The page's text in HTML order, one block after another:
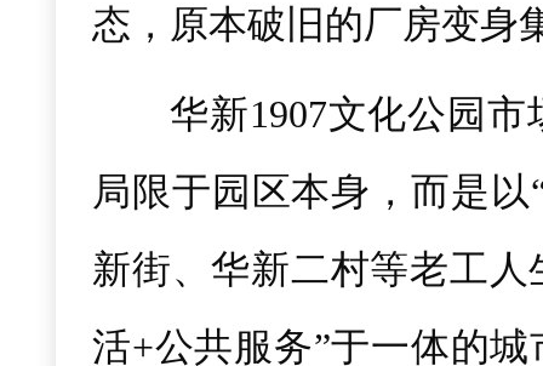
态，原本破旧的厂房变身
华新1907文化公园
局限于园区本身，而是
新街、华新二村等老工
活+公共服务”于一体的